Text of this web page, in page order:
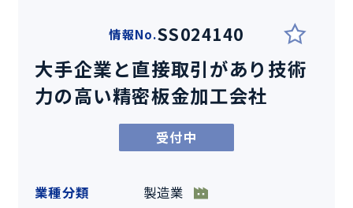
情報No.SS024140
大手企業と直接取引があり技術
力の高い精密板金加工会社
受付中
業種分類 製造業